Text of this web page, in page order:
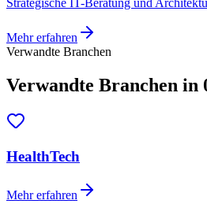
Mehr erfahren
Verwandte Branchen
Verwandte Branchen in
HealthTech
Mehr erfahren